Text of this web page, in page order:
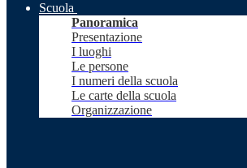
Scuola
Panoramica
Presentazione
I luoghi
Le persone
I numeri della scuola
Le carte della scuola
Organizzazione